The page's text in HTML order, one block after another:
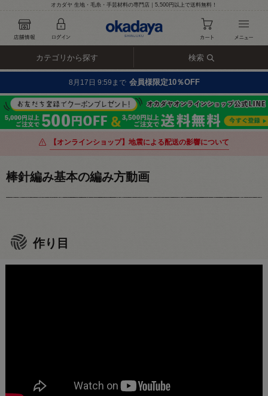
オカダヤ 生地・毛糸・手芸材料の専門店｜5,500円以上で送料無料！
カテゴリから探す 検索
8月17日 9:59まで 会員様限定10％OFF
【オンラインショップ】地震による配送の影響について
棒針編み基本の編み方動画
作り目